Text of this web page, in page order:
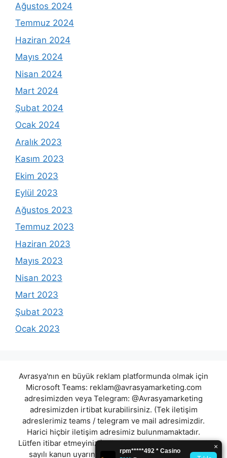
Ağustos 2024
Temmuz 2024
Haziran 2024
Mayıs 2024
Nisan 2024
Mart 2024
Şubat 2024
Ocak 2024
Aralık 2023
Kasım 2023
Ekim 2023
Eylül 2023
Ağustos 2023
Temmuz 2023
Haziran 2023
Mayıs 2023
Nisan 2023
Mart 2023
Şubat 2023
Ocak 2023
Avrasya'nın en büyük reklam platformunda olmak için
Microsoft Teams: reklam@avrasyamarketing.com
adresimizden veya Telegram: @Avrasyamarketing
adresimizden irtibat kurabilirsiniz. (Tek iletişim
adreslerimiz teams / telegram ve mail adresimizdir.
Harici hiçbir iletişim adresimiz bulunmamaktadır.
Lütfen itibar etmeyiniz.) Türkiye yasalarına göre 7258
sayılı kanun uyarınca yasa dışı bahis oynamanın